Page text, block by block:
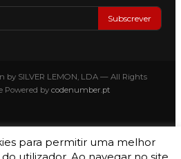
Subscrever
by SILVER LEMON, LDA — All Rights
Powered by codenumber.pt
para permitir uma melhor